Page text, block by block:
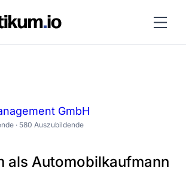
GmbH
· 580 Auszubildende
als Automobilkaufmann